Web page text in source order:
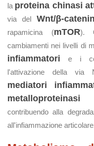
la proteina chinasi
via del Wnt/β-
rapamicina (mTOR).
cambiamenti nei livelli di
infiammatori e i
l'attivazione della via
mediatori
contribuendo alla
all'infiammazione